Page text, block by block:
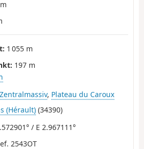
1 055 m
197 m
Zentralmassiv, Plateau du Caroux
(Hérault) (34390)
/ E 2.967111°
2543OT